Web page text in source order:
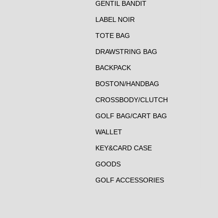
GENTIL BANDIT
LABEL NOIR
TOTE BAG
DRAWSTRING BAG
BACKPACK
BOSTON/HANDBAG
CROSSBODY/CLUTCH
GOLF BAG/CART BAG
WALLET
KEY&CARD CASE
GOODS
GOLF ACCESSORIES